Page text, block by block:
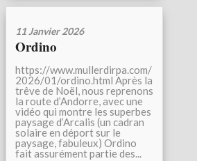
11 Janvier 2026
Ordino
https://www.mullerdirpa.com/
2026/01/ordino.html Après la
trêve de Noël, nous reprenons
la route d’Andorre, avec une
vidéo qui montre les superbes
paysage d’Arcalis (un cadran
solaire en déport sur le
paysage, fabuleux) Ordino
fait assurément partie des...